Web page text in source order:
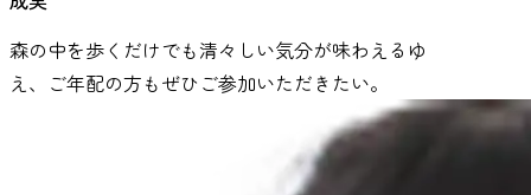
森の中を歩くだけでも清々しい気分が味わえるゆ
え、ご年配の方もぜひご参加いただきたい。